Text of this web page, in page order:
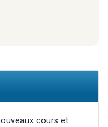
cours et